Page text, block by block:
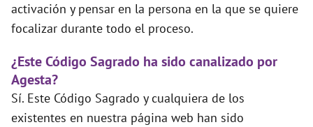
activación y pensar en la persona en la que se quiere
focalizar durante todo el proceso.
¿Este Código Sagrado ha sido canalizado por
Agesta?
Sí. Este Código Sagrado y cualquiera de los
existentes en nuestra página web han sido